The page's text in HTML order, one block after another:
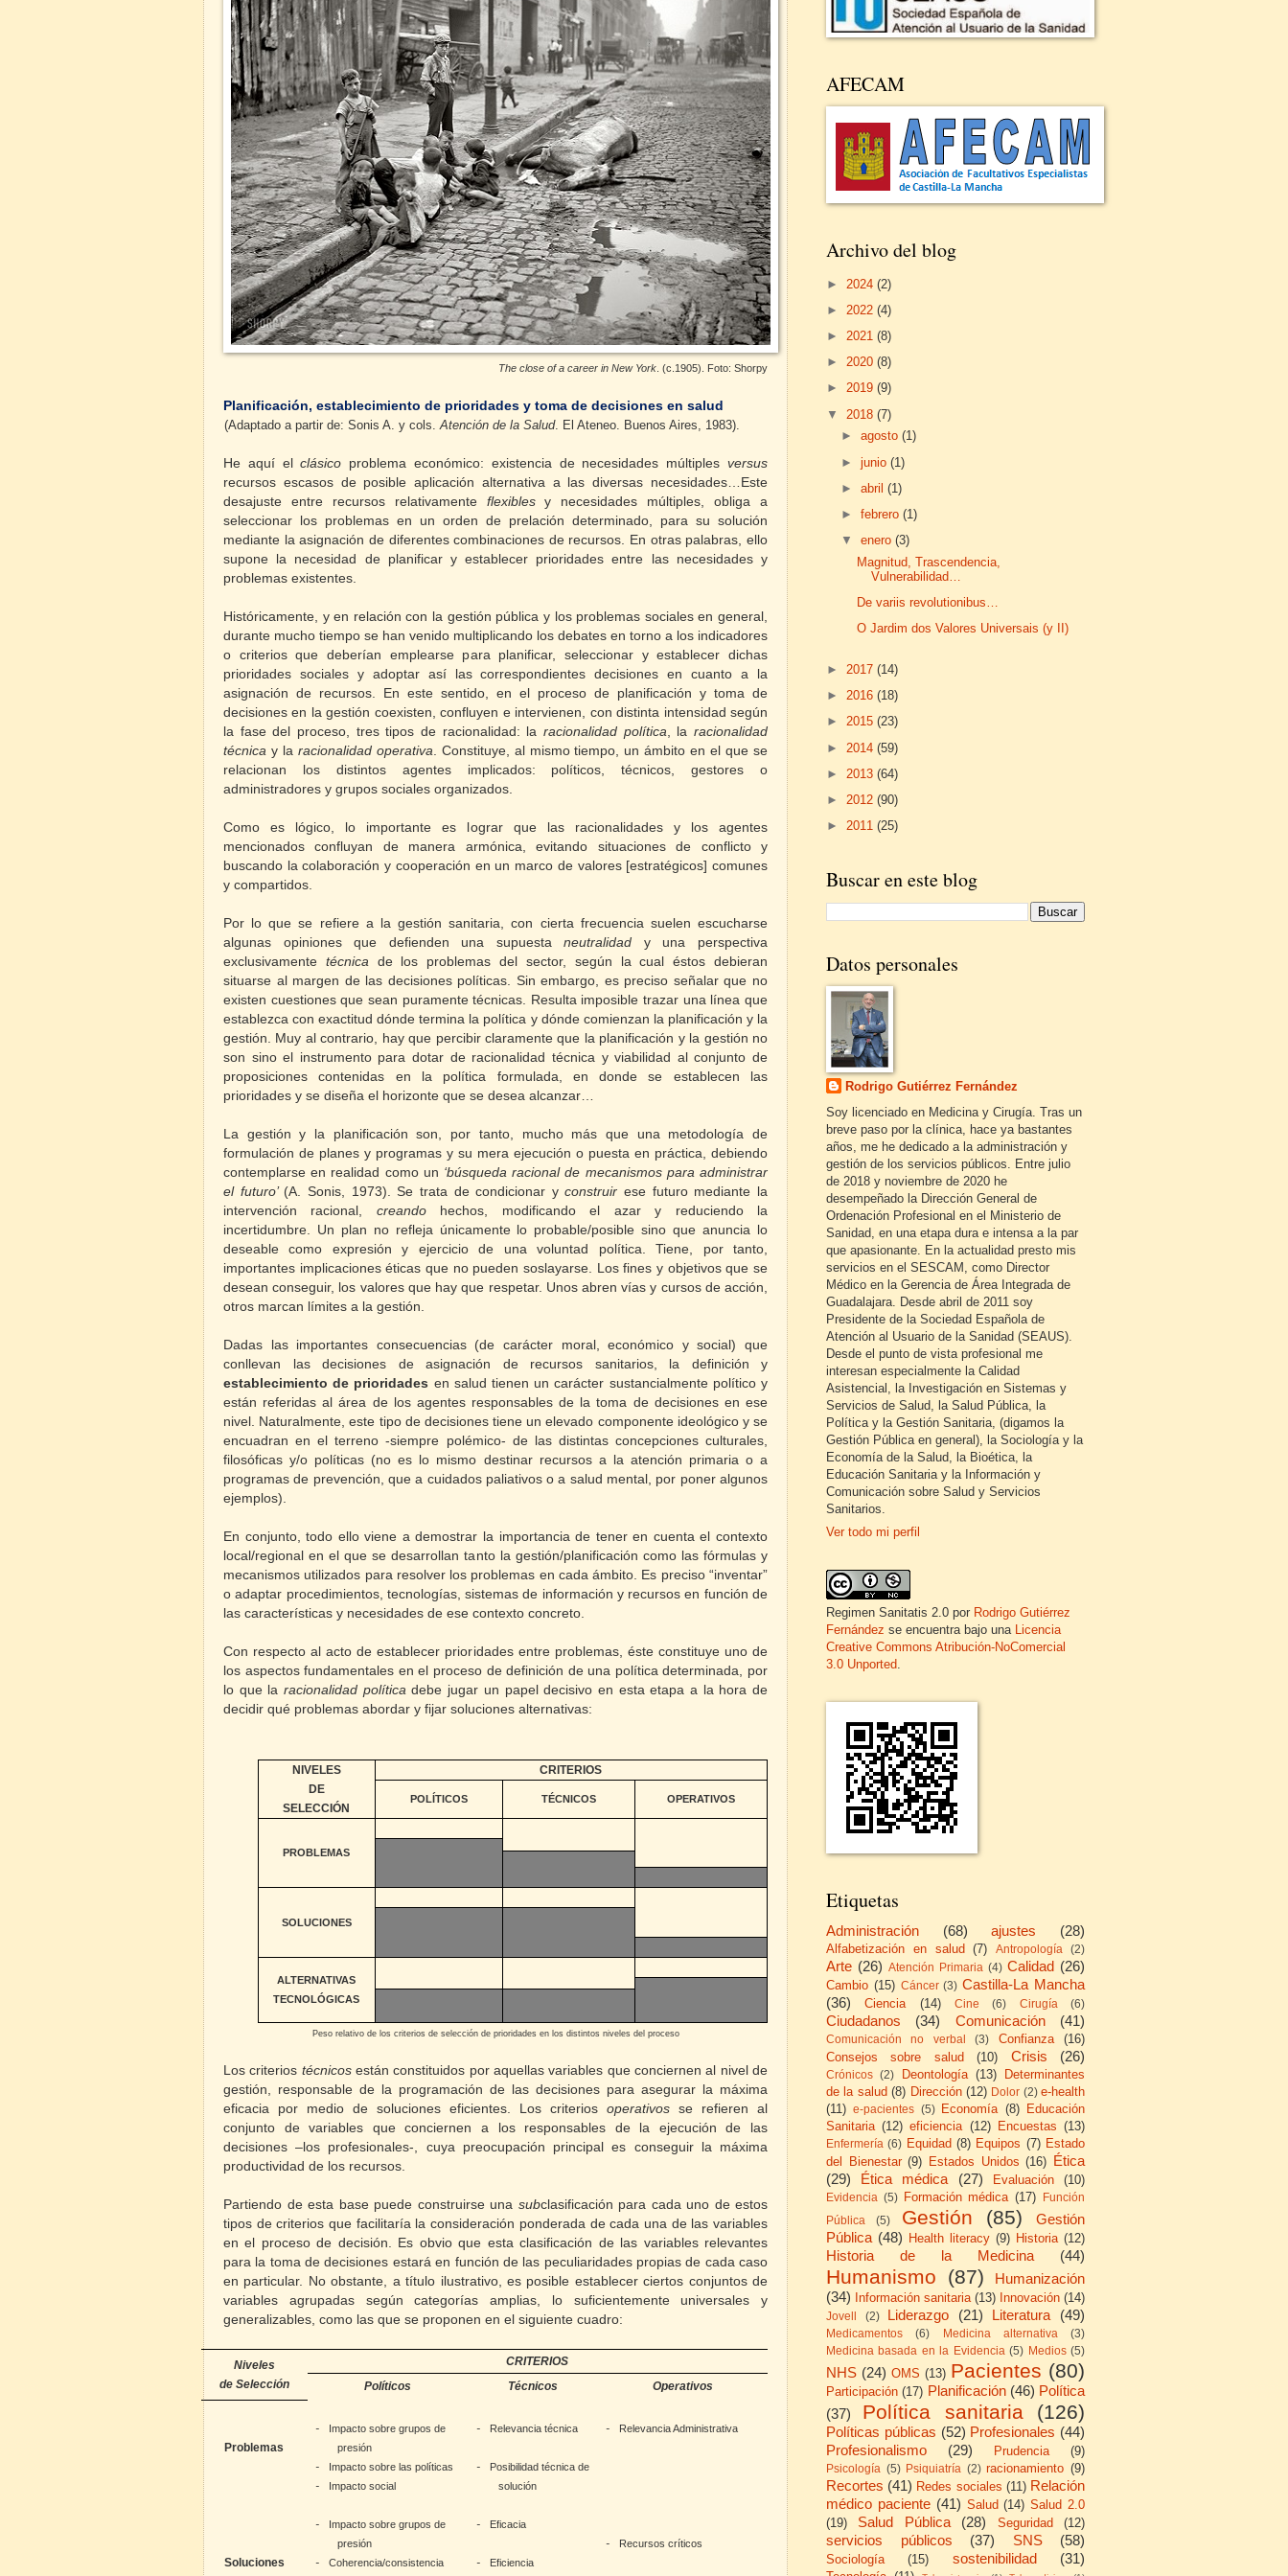
The close of a career in New York . (c.1905). Foto: Shorpy
Planificación, establecimiento de prioridades y toma de decisiones en salud
(Adaptado a partir de: Sonis A. y cols. Atención de la Salud. El Ateneo. Buenos Aires, 1983).
He aquí elclásico problema económico: existencia de necesidades múltiplesversus
recursos escasos de posible aplicación alternativa a las diversas necesidades…Este
desajuste entre recursos relativamente flexiblesy necesidades múltiples, obliga a
seleccionar los problemas en un orden de prelación determinado, para su solución
mediante la asignación de diferentes combinaciones de recursos. En otras palabras, ello
supone la necesidad de planificar y establecer prioridades entre las necesidades y
problemas existentes.
Históricamente, y en relación con la gestión pública y los problemas sociales en general,
durante mucho tiempo se han venido multiplicando los debates en torno a los indicadores
o criterios que deberían emplearse para planificar, seleccionar y establecer dichas
prioridades sociales y adoptar así las correspondientes decisiones en cuanto a la
asignación de recursos. En este sentido, en el proceso de planificación y toma de
decisiones en la gestión coexisten, confluyen e intervienen, con distinta intensidad según
la fase del proceso, tres tipos de racionalidad: la racionalidad política , laracionalidad
técnica y la racionalidad operativa . Constituye, al mismo tiempo, un ámbito en el que se
relacionan los distintos agentes implicados: políticos, técnicos, gestores o
administradores y grupos sociales organizados.
Como es lógico, lo importante es lograr que las racionalidades y los agentes
mencionados confluyan de manera armónica, evitando situaciones de conflicto y
buscando la colaboración y cooperación en un marco de valores [estratégicos] comunes
y compartidos.
Por lo que se refiere a la gestión sanitaria, con cierta frecuencia suelen escucharse
algunas opiniones que defienden una supuestaneutralidad y una perspectiva
exclusivamente técnica de los problemas del sector, según la cual éstos debieran
situarse al margen de las decisiones políticas. Sin embargo, es preciso señalar que no
existen cuestiones que sean puramente técnicas. Resulta imposible trazar una línea que
establezca con exactitud dónde termina la política y dónde comienzan la planificación y la
gestión. Muy al contrario, hay que percibir claramente que la planificación y la gestión no
son sino el instrumento para dotar de racionalidad técnica y viabilidad al conjunto de
proposiciones contenidas en la política formulada, en donde se establecen las
prioridades y se diseña el horizonte que se desea alcanzar…
La gestión y la planificación son, por tanto, mucho más que una metodología de
formulación de planes y programas y su mera ejecución o puesta en práctica, debiendo
contemplarse en realidad como un ‘búsqueda racional de mecanismos para administrar
el futuro’ (A. Sonis, 1973). Se trata de condicionar yconstruirese futuro mediante la
intervención racional, creandohechos, modificando el azar y reduciendo la
incertidumbre. Un plan no refleja únicamente lo probable/posible sino que anuncia lo
deseable como expresión y ejercicio de una voluntad política. Tiene, por tanto,
importantes implicaciones éticas que no pueden soslayarse. Los fines y objetivos que se
desean conseguir, los valores que hay que respetar. Unos abren vías y cursos de acción,
otros marcan límites a la gestión.
Dadas las importantes consecuencias (de carácter moral, económico y social) que
conllevan las decisiones de asignación de recursos sanitarios, la definición y
establecimiento de prioridades en salud tienen un carácter sustancialmente político y
están referidas al área de los agentes responsables de la toma de decisiones en ese
nivel. Naturalmente, este tipo de decisiones tiene un elevado componente ideológico y se
encuadran en el terreno -siempre polémico- de las distintas concepciones culturales,
filosóficas y/o políticas (no es lo mismo destinar recursos a la atención primaria o a
programas de prevención, que a cuidados paliativos o a salud mental, por poner algunos
ejemplos).
En conjunto, todo ello viene a demostrar la importancia de tener en cuenta el contexto
local/regional en el que se desarrollan tanto la gestión/planificación como las fórmulas y
mecanismos utilizados para resolver los problemas en cada ámbito. Es preciso “inventar”
o adaptar procedimientos, tecnologías, sistemas de información y recursos en función de
las características y necesidades de ese contexto concreto.
Con respecto al acto de establecer prioridades entre problemas, éste constituye uno de
los aspectos fundamentales en el proceso de definición de una política determinada, por
lo que laracionalidad política debe jugar un papel decisivo en esta etapa a la hora de
decidir qué problemas abordar y fijar soluciones alternativas:
NIVELES
DE
SELECCIÓN
CRITERIOS
POLÍTICOS TÉCNICOS OPERATIVOS
PROBLEMAS
SOLUCIONES
ALTERNATIVAS
TECNOLÓGICAS
Peso relativo de los criterios de selección de prioridades en los distintos niveles del proceso
Los criterios técnicosestán constituidos por aquellas variables que conciernen al nivel de
gestión, responsable de la programación de las decisiones para asegurar la máxima
eficacia por medio de soluciones eficientes. Los criterios operativos se refieren al
conjunto de variables que conciernen a los responsables de la ejecución de las
decisiones –los profesionales-, cuya preocupación principal es conseguir la máxima
productividad de los recursos.
Partiendo de esta base puede construirse una subclasificación para cada uno de estos
tipos de criterios que facilitaría la consideración ponderada de cada una de las variables
en el proceso de decisión. Es obvio que esta clasificación de las variables relevantes
para la toma de decisiones estará en función de las peculiaridades propias de cada caso
en particular. No obstante, a título ilustrativo, es posible establecer ciertos conjuntos de
variables agrupadas según categorías amplias, lo suficientemente universales y
generalizables, como las que se proponen en el siguiente cuadro:
Niveles
de Selección
CRITERIOS
Políticos
Técnicos Operativos
Problemas
-
Impacto sobre grupos de
presión
-
Impacto sobre las políticas
-
Impacto social
- Relevancia técnica
-
Posibilidad técnica de
solución
- Relevancia Administrativa
Soluciones
-
Impacto sobre grupos de
presión
-
Coherencia/consistencia
- Eficacia
- Eficiencia
- Recursos críticos
AFECAM
Archivo del blog
► 2024 (2)
► 2022 (4)
► 2021 (8)
► 2020 (8)
► 2019 (9)
▼ 2018 (7)
►agosto(1)
►junio(1)
►abril(1)
►febrero(1)
▼enero(3)
Magnitud, Trascendencia,
Vulnerabilidad…
De variis revolutionibus…
O Jardim dos Valores Universais (y II)
► 2017 (14)
► 2016 (18)
► 2015 (23)
► 2014 (59)
► 2013 (64)
► 2012 (90)
► 2011 (25)
Buscar en este blog
Datos personales
Rodrigo Gutiérrez Fernández
Soy licenciado en Medicina y Cirugía. Tras un
breve paso por la clínica, hace ya bastantes
años, me he dedicado a la administración y
gestión de los servicios públicos. Entre julio
de 2018 y noviembre de 2020 he
desempeñado la Dirección General de
Ordenación Profesional en el Ministerio de
Sanidad, en una etapa dura e intensa a la par
que apasionante. En la actualidad presto mis
servicios en el SESCAM, como Director
Médico en la Gerencia de Área Integrada de
Guadalajara. Desde abril de 2011 soy
Presidente de la Sociedad Española de
Atención al Usuario de la Sanidad (SEAUS).
Desde el punto de vista profesional me
interesan especialmente la Calidad
Asistencial, la Investigación en Sistemas y
Servicios de Salud, la Salud Pública, la
Política y la Gestión Sanitaria, (digamos la
Gestión Pública en general), la Sociología y la
Economía de la Salud, la Bioética, la
Educación Sanitaria y la Información y
Comunicación sobre Salud y Servicios
Sanitarios.
Ver todo mi perfil
Regimen Sanitatis 2.0 por Rodrigo Gutiérrez
Fernández se encuentra bajo una Licencia
Creative Commons Atribución-NoComercial
3.0 Unported.
Etiquetas
Administración (68) ajustes (28)
Alfabetización en salud (7) Antropología (2)
Arte (26) Atención Primaria (4) Calidad (26)
Cambio (15) Cáncer (3) Castilla-La Mancha
(36)
Ciencia (14) Cine (6) Cirugía (6)
Ciudadanos (34) Comunicación (41)
Comunicación no verbal (3) Confianza
(16)
Consejos sobre salud
(10) Crisis (26)
Crónicos (2) Deontología (13)
Determinantes
de la salud (8) Dirección (12) Dolor (2) e-health
(11)
e-pacientes (5) Economía (8)
Educación
Sanitaria (12) eficiencia (12) Encuestas (13)
Enfermería (6) Equidad (8) Equipos (7) Estado
del Bienestar (9) Estados Unidos (16) Ética
(29)
Ética médica (27) Evaluación (10)
Evidencia (5) Formación médica (17)
Función
Pública
(5) Gestión (85)
Gestión
Pública (48) Health literacy (9) Historia (12)
Historia de la Medicina (44)
Humanismo (87)
Humanización
(34) Información sanitaria (13) Innovación (14)
Jovell (2) Liderazgo (21) Literatura (49)
Medicamentos (6) Medicina alternativa
(3)
Medicina basada en la Evidencia (5) Medios (5)
NHS (24) OMS (13) Pacientes (80)
Participación (17) Planificación (46) Política
(37)
Política sanitaria (126)
Políticas públicas (52) Profesionales (44)
Profesionalismo
(29) Prudencia (9)
Psicología (5) Psiquiatría (2) racionamiento (9)
Recortes (41) Redes sociales (11) Relación
médico paciente (41) Salud (14) Salud 2.0
(19)
Salud Pública (28) Seguridad (12)
servicios públicos (37) SNS (58)
Sociología (15) sostenibilidad (31)